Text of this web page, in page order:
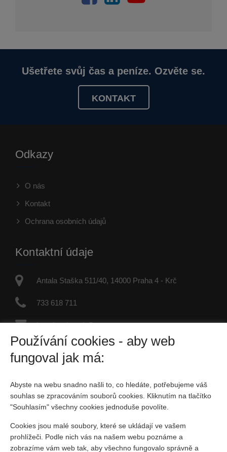
Ušetřete svůj čas a peníze. Ozvěte se.
KONTAKT
Odkazy
O nás
Kontakt
Ochrana osobních údajů
Kontaktní údaje
Antala Staška 511/40, 14000 Praha 4 - Krč
733 618 711
jaroslav.dvorak@re-max.cz
IČO: 45877246
Fyzická osoba zapsaná v živnostenském rejstříku
Sociální sítě
Používání cookies - aby web
fungoval jak má:
Abyste na webu snadno našli to, co hledáte, potřebujeme váš
souhlas se zpracováním souborů cookies. Kliknutím na tlačítko
"Souhlasím" všechny cookies jednoduše povolíte.
Cookies jsou malé soubory, které se ukládají ve vašem
prohlížeči. Podle nich vás na našem webu poznáme a
zobrazíme vám web tak, aby všechno fungovalo správně a